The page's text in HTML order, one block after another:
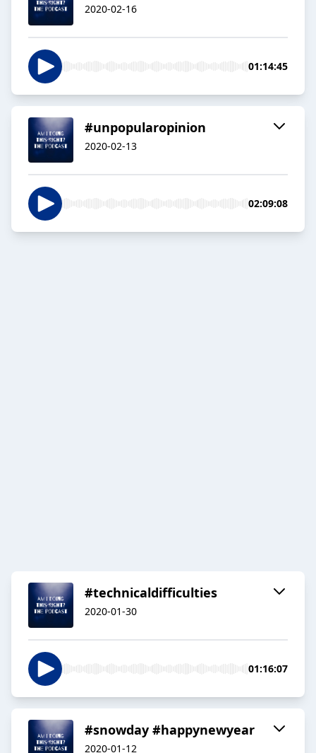
2020-02-16
01:14:45
#unpopularopinion
2020-02-13
02:09:08
#technicaldifficulties
2020-01-30
01:16:07
#snowday #happynewyear
2020-01-12